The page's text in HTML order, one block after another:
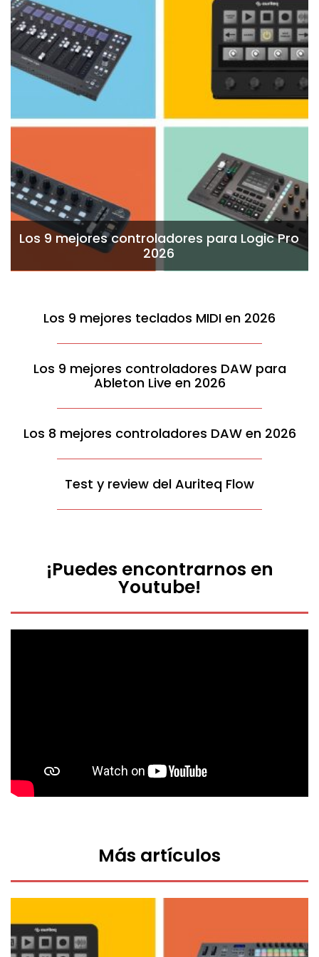
Los 9 mejores controladores para Logic Pro
2026
Los 9 mejores teclados MIDI en 2026
Los 9 mejores controladores DAW para
Ableton Live en 2026
Los 8 mejores controladores DAW en 2026
Test y review del Auriteq Flow
¡Puedes encontrarnos en
Youtube!
Más artículos